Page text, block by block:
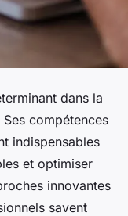
dans la
compétences
indispensables
et optimiser
innovantes
savent